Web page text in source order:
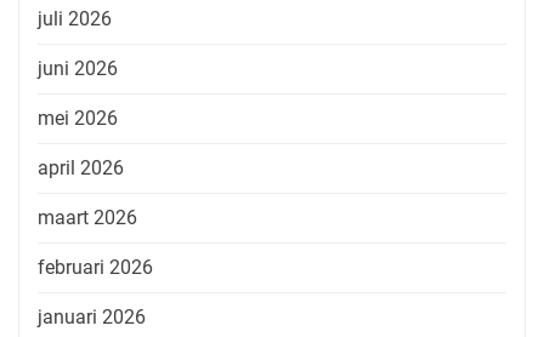
juli 2026
juni 2026
mei 2026
april 2026
maart 2026
februari 2026
januari 2026